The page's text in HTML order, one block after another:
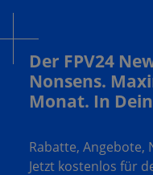
Der FPV24
Nonsens.
Monat. In
Rabatte, Angebote,
Jetzt kostenlos für